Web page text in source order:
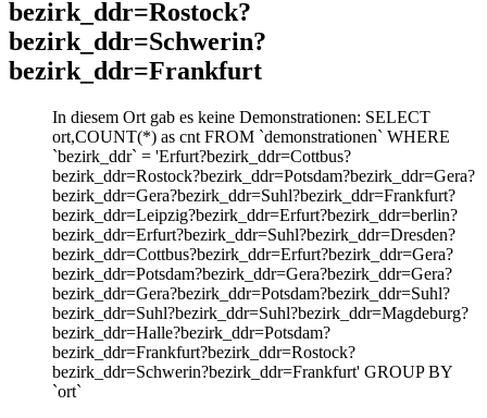
bezirk_ddr=Rostock?
bezirk_ddr=Schwerin?
bezirk_ddr=Frankfurt
In diesem Ort gab es keine Demonstrationen: SELECT
ort,COUNT(*) as cnt FROM `demonstrationen` WHERE
`bezirk_ddr` = 'Erfurt?bezirk_ddr=Cottbus?
bezirk_ddr=Rostock?bezirk_ddr=Potsdam?bezirk_ddr=Gera?
bezirk_ddr=Gera?bezirk_ddr=Suhl?bezirk_ddr=Frankfurt?
bezirk_ddr=Leipzig?bezirk_ddr=Erfurt?bezirk_ddr=berlin?
bezirk_ddr=Erfurt?bezirk_ddr=Suhl?bezirk_ddr=Dresden?
bezirk_ddr=Cottbus?bezirk_ddr=Erfurt?bezirk_ddr=Gera?
bezirk_ddr=Potsdam?bezirk_ddr=Gera?bezirk_ddr=Gera?
bezirk_ddr=Gera?bezirk_ddr=Potsdam?bezirk_ddr=Suhl?
bezirk_ddr=Suhl?bezirk_ddr=Suhl?bezirk_ddr=Magdeburg?
bezirk_ddr=Halle?bezirk_ddr=Potsdam?
bezirk_ddr=Frankfurt?bezirk_ddr=Rostock?
bezirk_ddr=Schwerin?bezirk_ddr=Frankfurt' GROUP BY
`ort`